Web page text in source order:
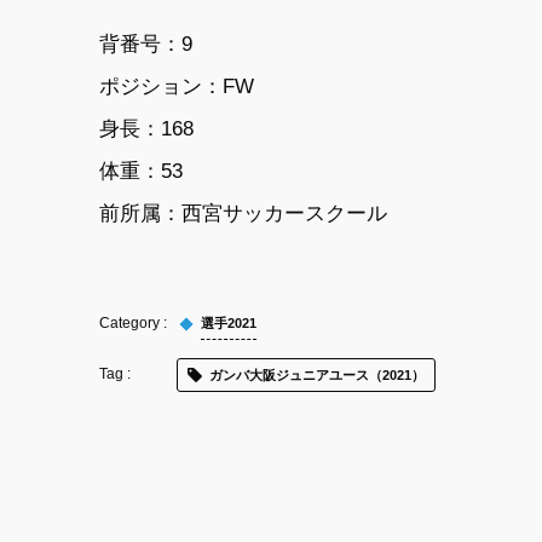
背番号：9
ポジション：FW
身長：168
体重：53
前所属：西宮サッカースクール
選手2021
ガンバ大阪ジュニアユース（2021）